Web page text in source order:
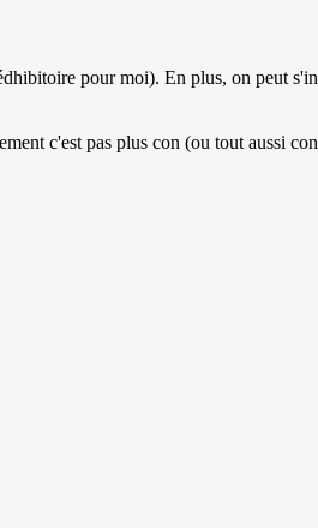
pour moi). En plus, on peut
c'est pas plus con (ou tout aussi